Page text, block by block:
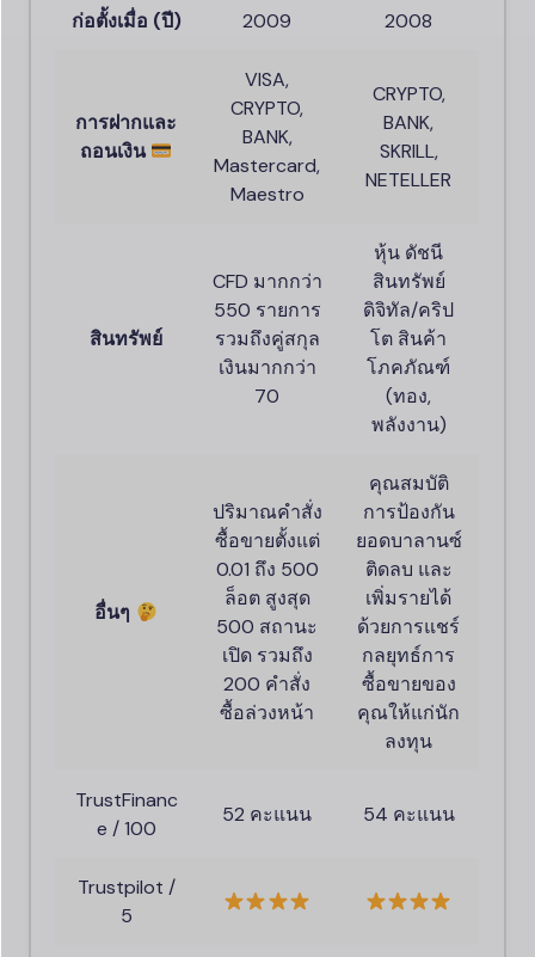
ก่อตั้งเมื่อ (ปี) 2009 2008
การฝากและ
ถอนเงิน
VISA,
CRYPTO,
BANK,
Mastercard,
Maestro
CRYPTO,
BANK,
SKRILL,
NETELLER
สินทรัพย์
CFD มากกว่า
550 รายการ
รวมถึงคู่สกุล
เงินมากกว่า
70
หุ้น ดัชนี
สินทรัพย์
ดิจิทัล/คริป
โต สินค้า
โภคภัณฑ์
(ทอง,
พลังงาน)
อื่นๆ
ปริมาณคำสั่ง
ซื้อขายตั้งแต่
0.01 ถึง 500
ล็อต สูงสุด
500 สถานะ
เปิด รวมถึง
200 คำสั่ง
ซื้อล่วงหน้า
คุณสมบัติ
การป้องกัน
ยอดบาลานซ์
ติดลบ และ
เพิ่มรายได้
ด้วยการแชร์
กลยุทธ์การ
ซื้อขายของ
คุณให้แก่นัก
ลงทุน
TrustFinanc
e / 100
52 คะแนน 54 คะแนน
Trustpilot /
5